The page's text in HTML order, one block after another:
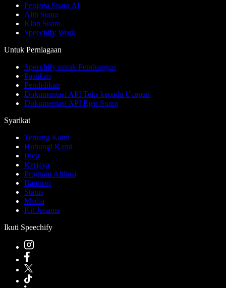
Penjana Suara AI
Alih Suara
Klon Suara
Speechify Work
Untuk Perniagaan
Speechify untuk Pembangun
Pasukan
Pendidikan
Dokumentasi API Teks kepada Ucapan
Dokumentasi API Ejen Suara
Syarikat
Tentang Kami
Hubungi Kami
Blog
Kerjaya
Program Afiliasi
Bantuan
Status
Media
Kit Jenama
Ikuti Speechify